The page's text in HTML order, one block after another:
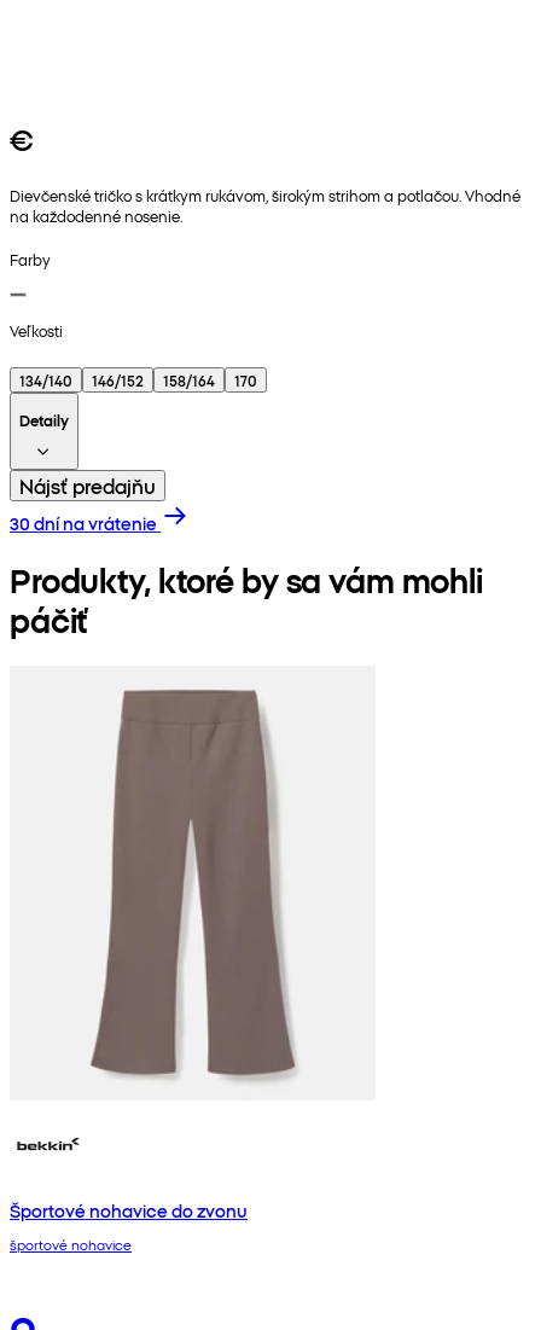
€
Dievčenské tričko s krátkym rukávom, širokým strihom a potlačou. Vhodné
na každodenné nosenie.
Farby
Veľkosti
134/140 146/152 158/164
170
Detaily
Nájsť predajňu
30 dní na vrátenie
Produkty, ktoré by sa vám mohli
páčiť
Športové nohavice do zvonu
športové nohavice